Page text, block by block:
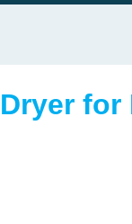
Dryer for